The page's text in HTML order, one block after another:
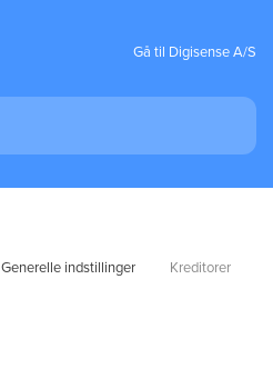
Gå til Digisense A/S
Generelle indstillinger Kreditorer